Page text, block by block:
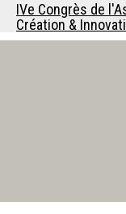
IVe Congrès de
Création &